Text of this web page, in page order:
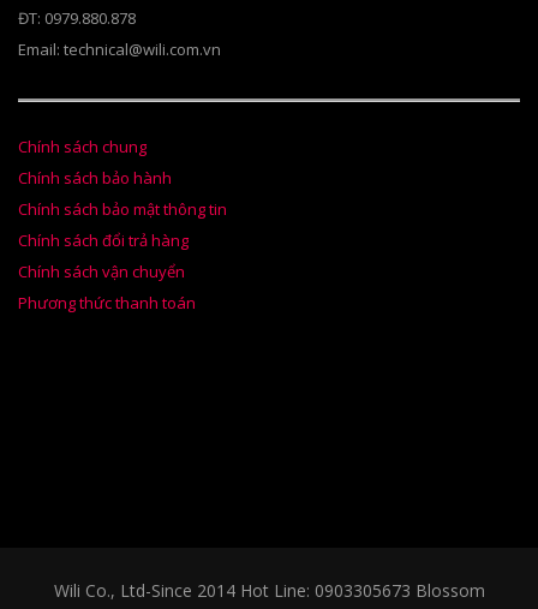
ĐT: 0979.880.878
Email: technical@wili.com.vn
Chính sách chung
Chính sách bảo hành
Chính sách bảo mật thông tin
Chính sách đổi trả hàng
Chính sách vận chuyển
Phương thức thanh toán
Wili Co., Ltd-Since 2014 Hot Line: 0903305673 Blossom